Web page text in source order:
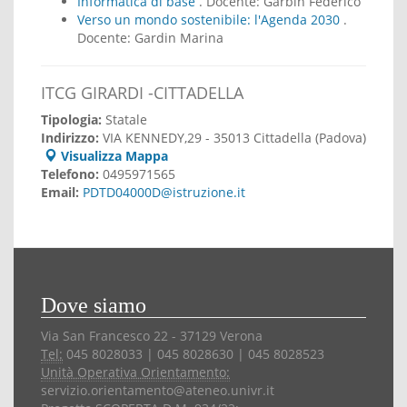
Verso un mondo sostenibile: l'Agenda 2030 .
Docente: Gardin Marina
ITCG GIRARDI -CITTADELLA
Tipologia: Statale
Indirizzo: VIA KENNEDY,29 - 35013 Cittadella (Padova)
Visualizza Mappa
Telefono: 0495971565
Email: PDTD04000D@istruzione.it
Dove siamo
Via San Francesco 22 - 37129 Verona
Tel: 045 8028033 | 045 8028630 | 045 8028523
Unità Operativa Orientamento:
servizio.orientamento@ateneo.univr.it